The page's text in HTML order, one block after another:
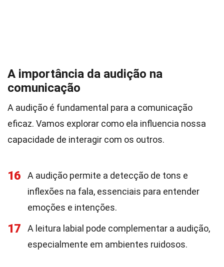
A importância da audição na
comunicação
A audição é fundamental para a comunicação
eficaz. Vamos explorar como ela influencia nossa
capacidade de interagir com os outros.
16
A audição permite a detecção de tons e
inflexões na fala, essenciais para entender
emoções e intenções.
17
A leitura labial pode complementar a audição,
especialmente em ambientes ruidosos.